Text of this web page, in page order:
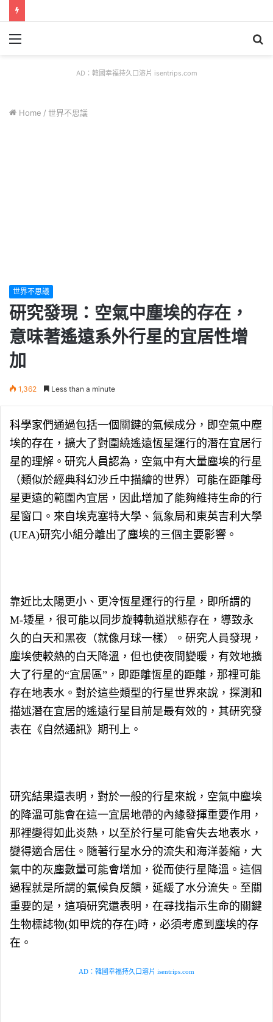
AD：韓國幸福持久口溶片 isentrips.com
Home / 世界不思議
世界不思議
研究發現：空氣中塵埃的存在，
意味著遙遠系外行星的宜居性增
加
1,362 Less than a minute
科學家們通過包括一個關鍵的氣候成分，即空氣中塵
埃的存在，擴大了對圍繞遙遠恆星運行的潛在宜居行
星的理解。研究人員認為，空氣中有大量塵埃的行星
（類似於經典科幻沙丘中描繪的世界）可能在距離母
星更遠的範圍內宜居，因此增加了能夠維持生命的行
星窗口。來自埃克塞特大學、氣象局和東英吉利大學
(UEA)研究小組分離出了塵埃的三個主要影響。
靠近比太陽更小、更冷恆星運行的行星，即所謂的
M-矮星，很可能以同步旋轉軌道狀態存在，導致永
久的白天和黑夜（就像月球一樣）。研究人員發現，
塵埃使較熱的白天降溫，但也使夜間​​變暖，有效地擴
大了行星的“宜居區”，即距離恆星的距離，那裡可能
存在地表水。對於這些類型的行星世界來說，探測和
描述潛在宜居的遙遠行星目前是最有效的，其研究發
表在《自然通訊》期刊上。
研究結果還表明，對於一般的行星來說，空氣中塵埃
的降溫可能會在這一宜居地帶的內緣發揮重要作用，
那裡變得如此炎熱，以至於行星可能會失去地表水，
變得適合居住。隨著行星水分的流失和海洋萎縮，大
氣中的灰塵數量可能會增加，從而使行星降溫。這個
過程就是所謂的氣候負反饋，延緩了水分流失。至關
重要的是，這項研究還表明，在尋找指示生命的關鍵
生物標誌物(如甲烷的存在)時，必須考慮到塵埃的存
在。
AD：韓國幸福持久口溶片 isentrips.com